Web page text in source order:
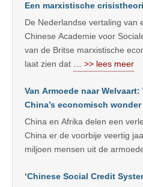
Een marxistische
De Nederlandse vertaling van
Chinese Academie voor
van de Britse marxistische
laat zien dat
… >> lees meer
Van Armoede naar
China’s economisch wonder
China en Afrika delen een
China er de voorbije veertig
miljoen mensen uit de
‘Chinese Social Credit